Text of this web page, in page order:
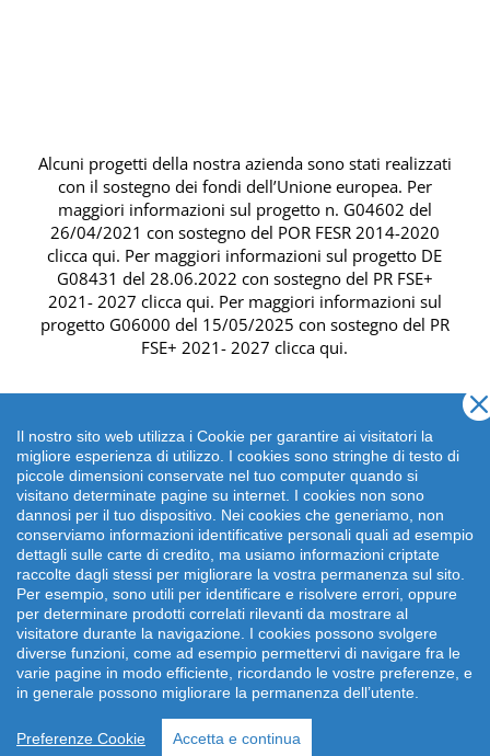
Il nostro sito web utilizza i Cookie per garantire ai visitatori la
migliore esperienza di utilizzo. I cookies sono stringhe di testo di
piccole dimensioni conservate nel tuo computer quando si
visitano determinate pagine su internet. I cookies non sono
dannosi per il tuo dispositivo. Nei cookies che generiamo, non
conserviamo informazioni identificative personali quali ad esempio
dettagli sulle carte di credito, ma usiamo informazioni criptate
raccolte dagli stessi per migliorare la vostra permanenza sul sito.
Per esempio, sono utili per identificare e risolvere errori, oppure
per determinare prodotti correlati rilevanti da mostrare al
visitatore durante la navigazione. I cookies possono svolgere
diverse funzioni, come ad esempio permettervi di navigare fra le
varie pagine in modo efficiente, ricordando le vostre preferenze, e
in generale possono migliorare la permanenza dell’utente.
Preferenze Cookie Accetta e continua
Alcuni progetti della nostra azienda sono stati realizzati
con il sostegno dei fondi dell’Unione europea. Per
maggiori informazioni sul progetto n. G04602 del
26/04/2021 con sostegno del POR FESR 2014-2020
clicca qui. Per maggiori informazioni sul progetto DE
G08431 del 28.06.2022 con sostegno del PR FSE+
2021- 2027 clicca qui. Per maggiori informazioni sul
progetto G06000 del 15/05/2025 con sostegno del PR
FSE+ 2021- 2027 clicca qui.
Copyright 2026 emonsitalia srl. | Viale della Piramide
Cestia 1C, 00153 Roma - Italia | P.IVA: 09372641002